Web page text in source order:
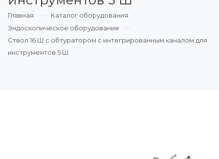
Главная
Каталог оборудования
Эндоскопическое оборудование
Ствол 16 Ш с обтуратором с интегрированным каналом для
инструментов 5 Ш